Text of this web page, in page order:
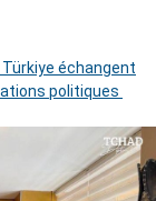
échangent
politiques